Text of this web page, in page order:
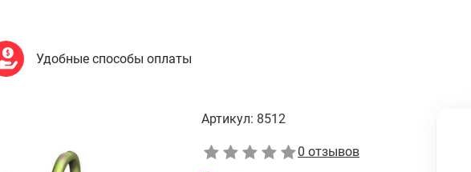
Удобные способы оплаты
Артикул: 8512
0 отзывов